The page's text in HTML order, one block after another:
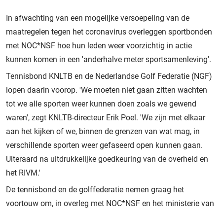
In afwachting van een mogelijke versoepeling van de
maatregelen tegen het coronavirus overleggen sportbonden
met NOC*NSF hoe hun leden weer voorzichtig in actie
kunnen komen in een 'anderhalve meter sportsamenleving'.
Tennisbond KNLTB en de Nederlandse Golf Federatie (NGF)
lopen daarin voorop. 'We moeten niet gaan zitten wachten
tot we alle sporten weer kunnen doen zoals we gewend
waren', zegt KNLTB-directeur Erik Poel. 'We zijn met elkaar
aan het kijken of we, binnen de grenzen van wat mag, in
verschillende sporten weer gefaseerd open kunnen gaan.
Uiteraard na uitdrukkelijke goedkeuring van de overheid en
het RIVM.'
De tennisbond en de golffederatie nemen graag het
voortouw om, in overleg met NOC*NSF en het ministerie van